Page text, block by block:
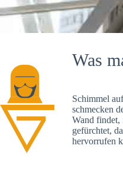
Was
Schimmel
schmecken
Wand findet,
gefürchtet,
hervorrufen